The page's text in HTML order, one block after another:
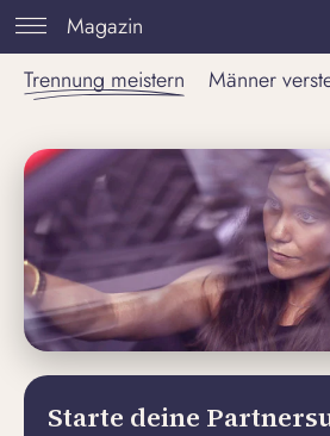
Magazin
Trennung meistern
Männer
Starte deine